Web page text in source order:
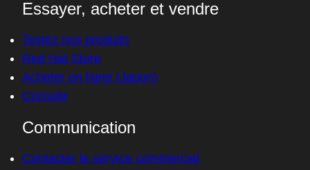
Essayer, acheter et vendre
Testez nos produits
Red Hat Store
Acheter en ligne (Japon)
Console
Communication
Contacter le service commercial